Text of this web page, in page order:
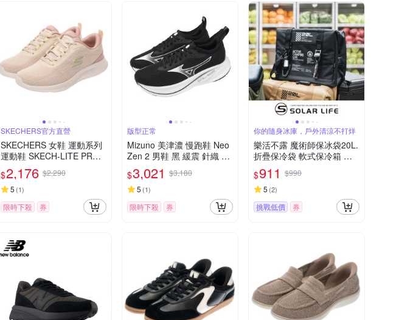
SKECHERS官方直營
SKECHERS 女鞋 運動系列
運動鞋 SKECH-LITE PRO
2.0 - 150620NAT
$2,176 $2,290
5 (1)
限時下殺 券
版型正常
Mizuno 美津濃 慢跑鞋 Neo
Zen 2 男鞋 黑 緩震 針織 運
動鞋 J1GC2628-31
$3,021 $3,180
5 (1)
限時下殺 券
你的隨身冰庫，戶外清涼不打烊
樂活不露 魔術師保冰袋20L.
折疊保冷袋 軟式保冷箱 野
餐釣魚 露營保冰袋 保溫冰
桶
$911 $990
5 (2)
挑戰低價 券